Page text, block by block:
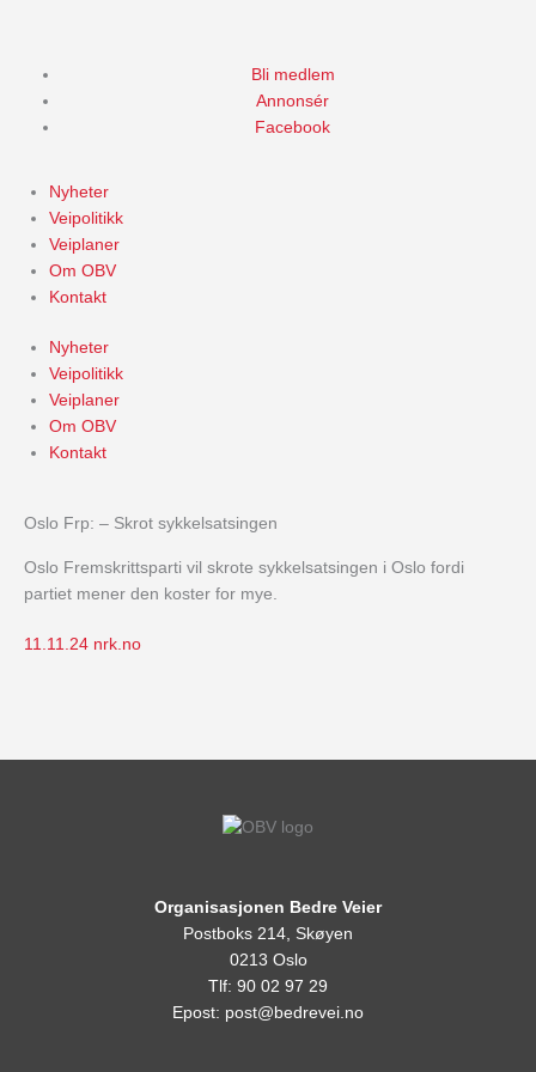
Bli medlem
Annonsér
Facebook
Nyheter
Veipolitikk
Veiplaner
Om OBV
Kontakt
Nyheter
Veipolitikk
Veiplaner
Om OBV
Kontakt
Oslo Frp: – Skrot sykkelsatsingen
Oslo Fremskrittsparti vil skrote sykkelsatsingen i Oslo fordi
partiet mener den koster for mye.
11.11.24 nrk.no
Organisasjonen Bedre Veier
Postboks 214, Skøyen
0213 Oslo
Tlf: 90 02 97 29
Epost: post@bedrevei.no